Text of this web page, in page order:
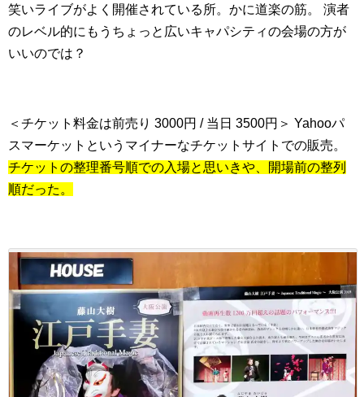
笑いライブがよく開催されている所。かに道楽の筋。
演者
のレベル的にもうちょっと広いキャパシティの会場の方が
いいのでは？
＜チケット料金は前売り 3000円 / 当日 3500円＞ Yahooパ
スマーケットというマイナーなチケットサイトでの販売。
チケットの整理番号順での入場と思いきや、開場前の整列
順だった。